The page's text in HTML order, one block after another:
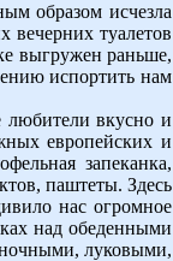
образом исчезла
вечерних туалетов
выгружен раньше,
испортить нам
любители вкусно и
европейских и
запеканка,
паштеты. Здесь
нас огромное
над обеденными
луковыми,